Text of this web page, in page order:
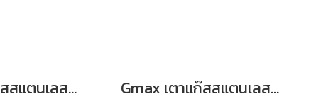
Gmax เตาแก๊สสแตนเลส 3 หัว หัวเตาผสม รุ่น GL-303IB Gmax เตาแก๊สสแตนเลส 3 หัว หัวเตาผสม รุ่น GL-303A